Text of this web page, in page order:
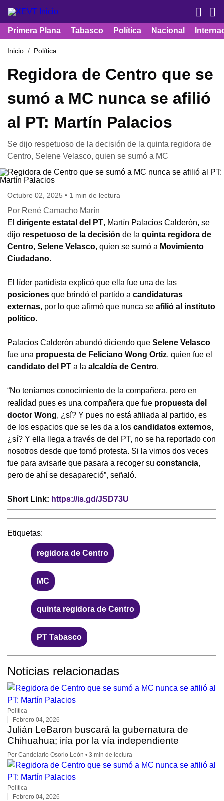
Primera Plana Tabasco Política Nacional
Inicio Política
Regidora de Centro que se
sumó a MC nunca se afilió
al PT: Martín Palacios
Se dijo respetuoso de la decisión de la quinta regidora de
Centro, Selene Velasco, quien se sumó a MC
Octubre 02, 2025 • 1 min de lectura
Por René Camacho Marín
El dirigente estatal del PT, Martín Palacios Calderón, se
dijo respetuoso de la decisión de la quinta regidora de
Centro, Selene Velasco, quien se sumó a Movimiento
Ciudadano.
El líder partidista explicó que ella fue una de las
posiciones que brindó el partido a candidaturas
externas, por lo que afirmó que nunca se afilió al instituto
político.
Palacios Calderón abundó diciendo que Selene Velasco
fue una propuesta de Feliciano Wong Ortiz, quien fue el
candidato del PT a la alcaldía de Centro.
“No teníamos conocimiento de la compañera, pero en
realidad pues es una compañera que fue propuesta del
doctor Wong, ¿sí? Y pues no está afiliada al partido, es
de los espacios que se les da a los candidatos externos,
¿sí? Y ella llega a través de del PT, no se ha reportado con
nosotros desde que tomó protesta. Si la vimos dos veces
fue para avisarle que pasara a recoger su constancia,
pero de ahí se desapareció”, señaló.
Short Link: https://is.gd/JSD73U
Etiquetas:
regidora de Centro
MC
quinta regidora de Centro
PT Tabasco
Noticias relacionadas
Política
Febrero 04, 2026
Julián LeBaron buscará la gubernatura de
Chihuahua; iría por la vía independiente
Por Candelario Osorio León • 3 min de lectura
Política
Febrero 04, 2026